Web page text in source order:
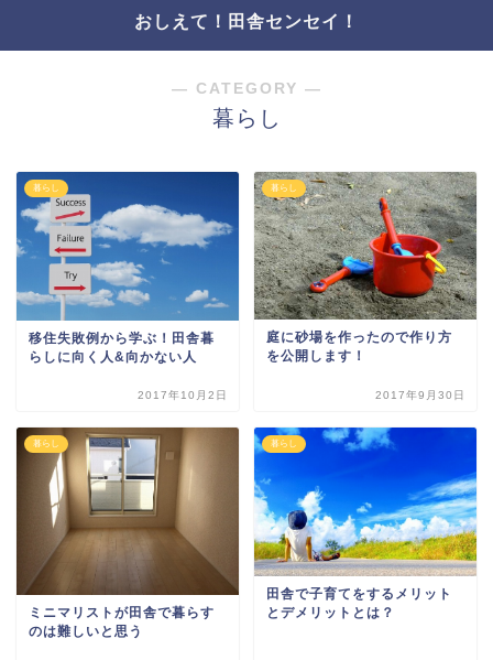
おしえて！田舎センセイ！
― CATEGORY ―
暮らし
暮らし
移住失敗例から学ぶ！田舎暮
らしに向く人&向かない人
2017年10月2日
暮らし
庭に砂場を作ったので作り方
を公開します！
2017年9月30日
暮らし
ミニマリストが田舎で暮らす
のは難しいと思う
暮らし
田舎で子育てをするメリット
とデメリットとは？